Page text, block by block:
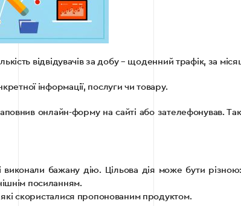
відвідувачів за добу – щоденний трафік, за
інформації, послуги чи товару.
онлайн-форму на сайті або зателефонував.
виконали бажану дію. Цільова дія може бути
посиланням.
які скористалися пропонованим продуктом.